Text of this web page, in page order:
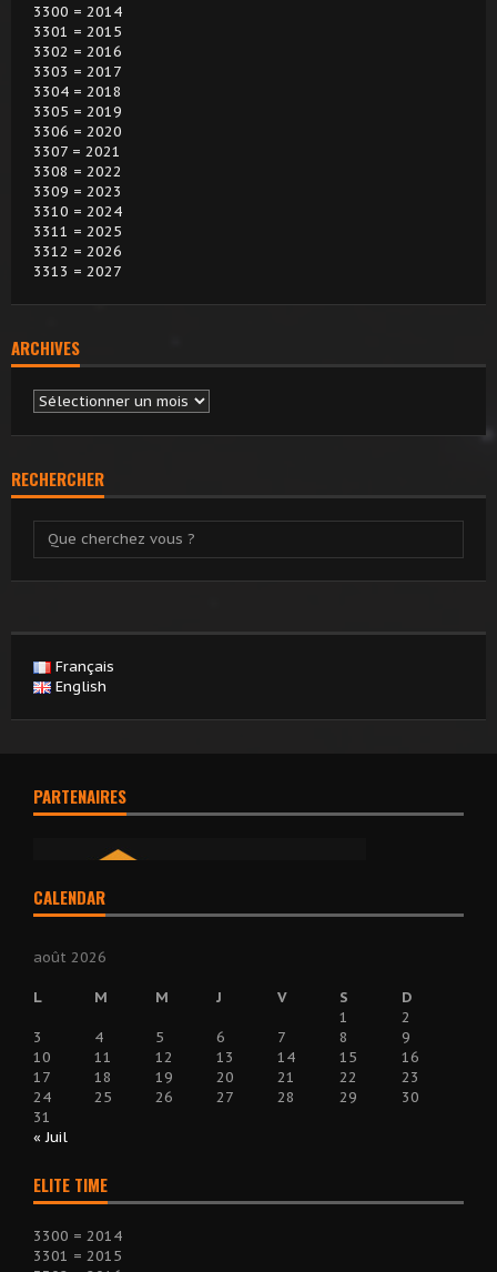
3300 = 2014
3301 = 2015
3302 = 2016
3303 = 2017
3304 = 2018
3305 = 2019
3306 = 2020
3307 = 2021
3308 = 2022
3309 = 2023
3310 = 2024
3311 = 2025
3312 = 2026
3313 = 2027
ARCHIVES
Archives
RECHERCHER
Français
English
PARTENAIRES
CALENDAR
août 2026
L M M J V S
D
1
2
3
4 5 6 7 8
9
10
11 12 13 14 15
16
17
18 19 20 21 22
23
24
25 26 27 28 29
30
31
« Juil
ELITE TIME
3300 = 2014
3301 = 2015